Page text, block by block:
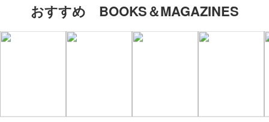
おすすめ BOOKS＆MAGAZINES